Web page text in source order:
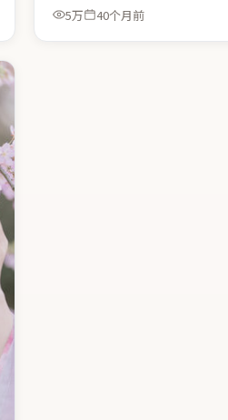
5万 40个月前